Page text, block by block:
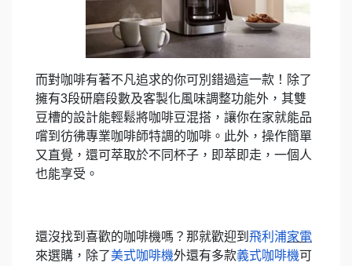
而對咖啡有著不凡追求的你可別錯過這一款！除了
擁有3段研磨段數及客製化風味調整功能外，其雙
豆槽的設計能輕鬆將咖啡豆混搭，讓你在家就能品
嚐到彷彿專業咖啡師特調的咖啡。此外，操作簡單
又直覺，還可萃取於不同杯子，即萃即走，一個人
也能享受。
還沒找到喜歡的咖啡機嗎？那就歡迎到 飛利浦家電
來選購，除了美式咖啡機外還有多款義式咖啡機可